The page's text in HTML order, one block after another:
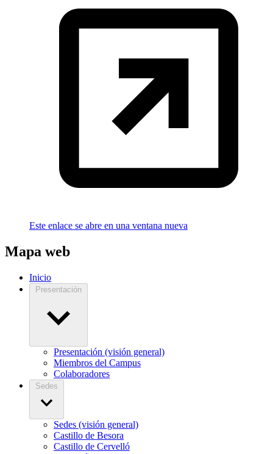
Este enlace se abre en una ventana nueva
Mapa web
Inicio
Presentación
Presentación (visión general)
Miembros del Campus
Colaboradores
Sedes
Sedes (visión general)
Castillo de Besora
Castillo de Cervelló